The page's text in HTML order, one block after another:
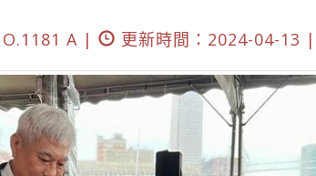
A |
更新時間：2024-04-13 |